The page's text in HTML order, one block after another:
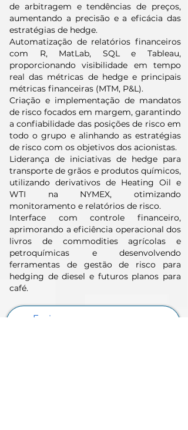
de arbitragem e tendências de preços,
aumentando a precisão e a eficácia das
estratégias de hedge.
Automatização de relatórios financeiros
com R, MatLab, SQL e Tableau,
proporcionando visibilidade em tempo
real das métricas de hedge e principais
métricas financeiras (MTM, P&L).
Criação e implementação de mandatos
de risco focados em margem, garantindo
a confiabilidade das posições de risco em
todo o grupo e alinhando as estratégias
de risco com os objetivos dos acionistas.
Liderança de iniciativas de hedge para
transporte de grãos e produtos químicos,
utilizando derivativos de Heating Oil e
WTI na NYMEX, otimizando
monitoramento e relatórios de risco.
Interface com controle financeiro,
aprimorando a eficiência operacional dos
livros de commodities agrícolas e
petroquímicas e desenvolvendo
ferramentas de gestão de risco para
hedging de diesel e futuros planos para
café.
Envie-nos uma mensagem e